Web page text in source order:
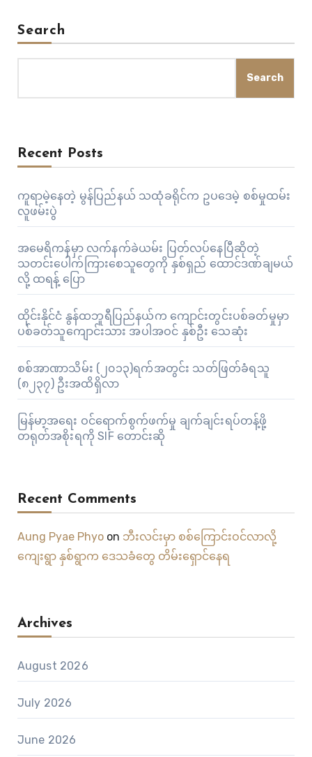
Search
Search
Recent Posts
ကူရာမဲ့နေတဲ့ မွန်ပြည်နယ် သထုံခရိုင်က ဥပဒေမဲ့ စစ်မှုထမ်း
လူဖမ်းပွဲ
အမေရိကန်မှာ လက်နက်ခဲယမ်း ပြတ်လပ်နေပြီဆိုတဲ့
သတင်းပေါက်ကြားစေသူတွေကို နှစ်ရှည် ထောင်ဒဏ်ချမယ်
လို့ ထရန့် ပြော
ထိုင်းနိုင်ငံ နွန်ထဘူရီပြည်နယ်က ကျောင်းတွင်းပစ်ခတ်မှုမှာ
ပစ်ခတ်သူကျောင်းသား အပါအဝင် နှစ်ဦး သေဆုံး
စစ်အာဏာသိမ်း (၂၀၁၃)ရက်အတွင်း သတ်ဖြတ်ခံရသူ
(၈၂၃၇) ဦးအထိရှိလာ
မြန်မာ့အရေး ဝင်ရောက်စွက်ဖက်မှု ချက်ချင်းရပ်တန့်ဖို့
တရုတ်အစိုးရကို SIF တောင်းဆို
Recent Comments
Aung Pyae Phyoon ဘီးလင်းမှာ စစ်ကြောင်းဝင်လာလို့
ကျေးရွာ နှစ်ရွာက ဒေသခံတွေ တိမ်းရှောင်နေရ
Archives
August 2026
July 2026
June 2026